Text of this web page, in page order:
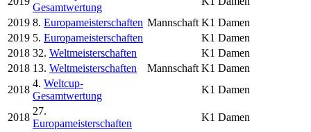
Gesamtwertung
2019 8. Europameisterschaften Mannschaft K1 Damen
2019 5. Europameisterschaften
K1 Damen
2018 32. Weltmeisterschaften
K1 Damen
2018 13. Weltmeisterschaften Mannschaft K1 Damen
2018
4. Weltcup-
Gesamtwertung
K1 Damen
2018
27.
Europameisterschaften
K1 Damen